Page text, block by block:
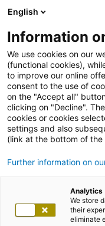
English
Information
We use cookies on our
(functional cookies),
to improve our online
consent to the use of
on the "Accept all"
clicking on "Decline".
cookies or cookies
settings and also
(link at the bottom of
Further information on
Analytics
We store
their
eliminate